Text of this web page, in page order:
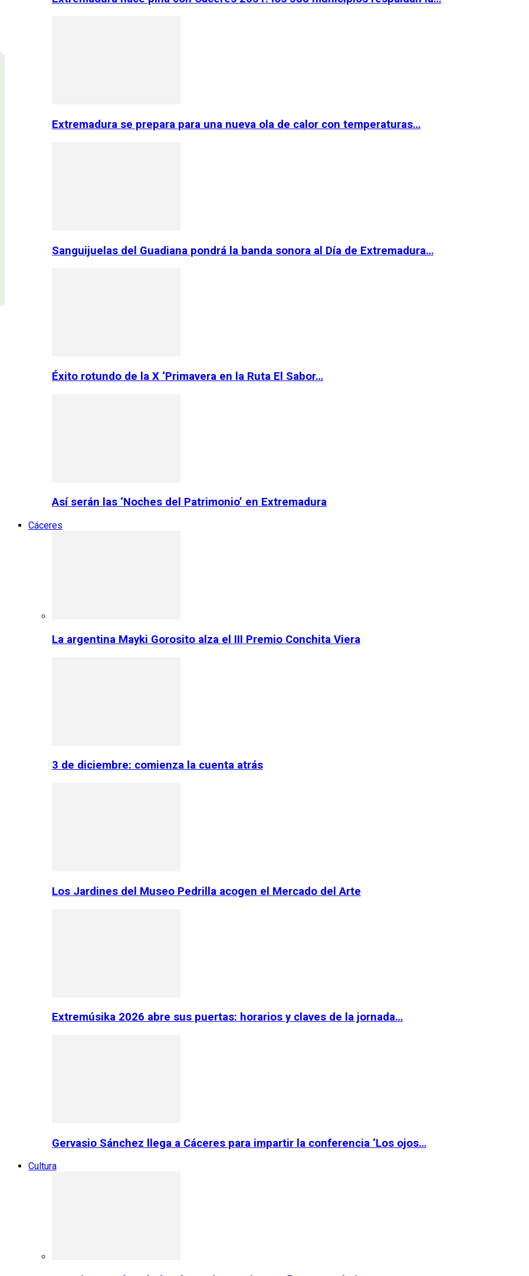
Extremadura se prepara para una nueva ola de calor con temperaturas…
Sanguijuelas del Guadiana pondrá la banda sonora al Día de Extremadura…
Éxito rotundo de la X ‘Primavera en la Ruta El Sabor…
Así serán las ‘Noches del Patrimonio’ en Extremadura
Cáceres
La argentina Mayki Gorosito alza el III Premio Conchita Viera
3 de diciembre: comienza la cuenta atrás
Los Jardines del Museo Pedrilla acogen el Mercado del Arte
Extremúsika 2026 abre sus puertas: horarios y claves de la jornada…
Gervasio Sánchez llega a Cáceres para impartir la conferencia ‘Los ojos…
Cultura